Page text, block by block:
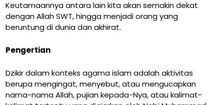
Keutamaannya antara lain kita akan semakin dekat
dengan Allah SWT, hingga menjadi orang yang
beruntung di dunia dan akhirat.
Pengertian
Dzikir dalam konteks agama islam adalah aktivitas
berupa mengingat, menyebut, atau mengucapkan
nama-nama Allah, pujian kepada-Nya, atau kalimat-